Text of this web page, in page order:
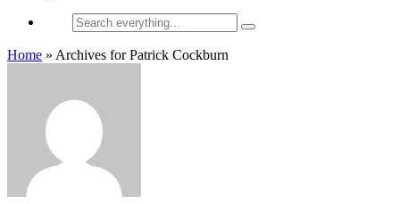
Search
everything...
Home » Archives for Patrick Cockburn